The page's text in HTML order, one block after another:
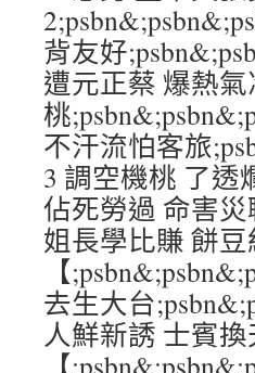
背友好
遭元正蔡 爆熱
桃
不汗流怕客旅
3 調空機桃 了透
佔死勞過 命害災
姐長學比賺 餅
【
去生大台
人鮮新誘 士賓
【